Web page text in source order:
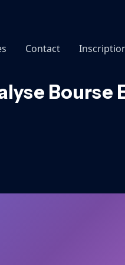
Contact
Bourse